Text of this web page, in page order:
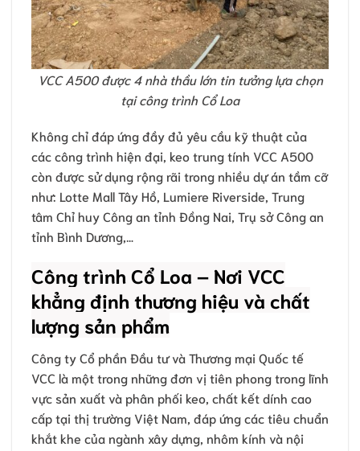
VCC A500 được 4 nhà thầu lớn tin tưởng lựa chọn
tại công trình Cổ Loa
Không chỉ đáp ứng đầy đủ yêu cầu kỹ thuật của
các công trình hiện đại, keo trung tính VCC A500
còn được sử dụng rộng rãi trong nhiều dự án tầm cỡ
như: Lotte Mall Tây Hồ, Lumiere Riverside, Trung
tâm Chỉ huy Công an tỉnh Đồng Nai, Trụ sở Công an
tỉnh Bình Dương,…
Công trình Cổ Loa – Nơi VCC
khẳng định thương hiệu và chất
lượng sản phẩm
Công ty Cổ phần Đầu tư và Thương mại Quốc tế
VCC là một trong những đơn vị tiên phong trong lĩnh
vực sản xuất và phân phối keo, chất kết dính cao
cấp tại thị trường Việt Nam, đáp ứng các tiêu chuẩn
khắt khe của ngành xây dựng, nhôm kính và nội